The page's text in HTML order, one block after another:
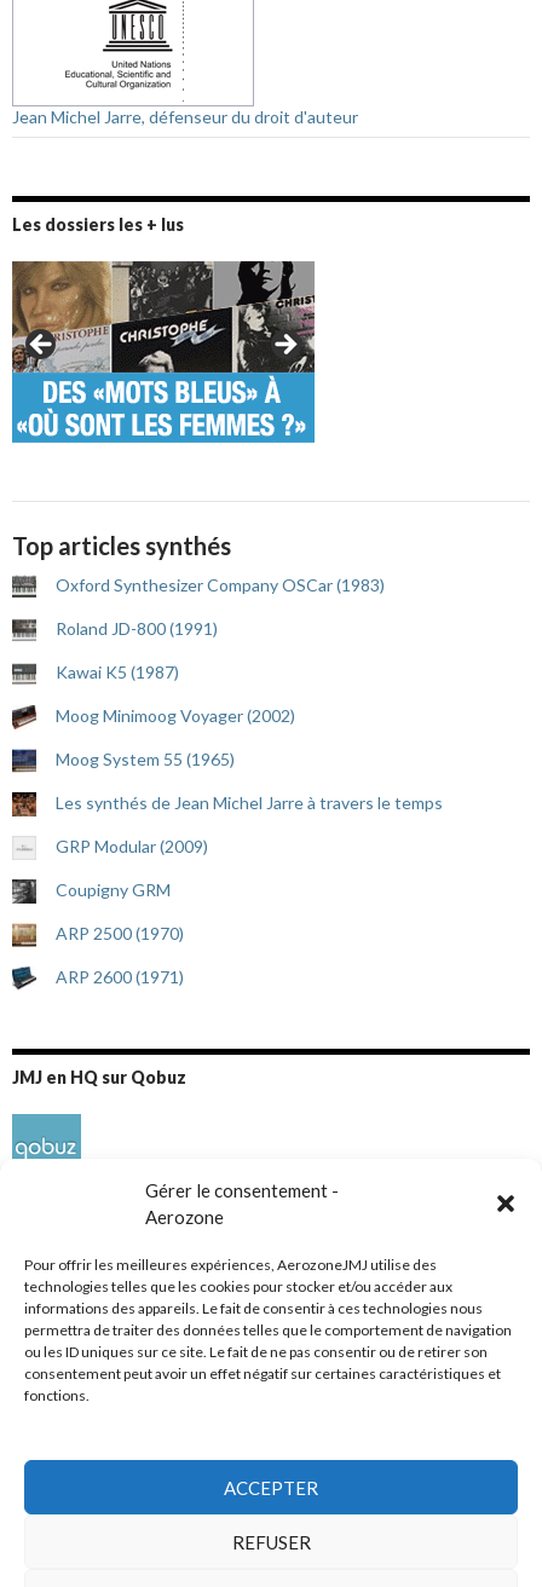
Gérer le consentement -
Aerozone
Pour offrir les meilleures expériences, AerozoneJMJ utilise des
technologies telles que les cookies pour stocker et/ou accéder aux
informations des appareils. Le fait de consentir à ces technologies nous
permettra de traiter des données telles que le comportement de navigation
ou les ID uniques sur ce site. Le fait de ne pas consentir ou de retirer son
consentement peut avoir un effet négatif sur certaines caractéristiques et
fonctions.
ACCEPTER
REFUSER
Jean Michel Jarre, défenseur du droit d'auteur
Les dossiers les + lus
Top articles synthés
Oxford Synthesizer Company OSCar (1983)
Roland JD-800 (1991)
Kawai K5 (1987)
Moog Minimoog Voyager (2002)
Moog System 55 (1965)
Les synthés de Jean Michel Jarre à travers le temps
GRP Modular (2009)
Coupigny GRM
ARP 2500 (1970)
ARP 2600 (1971)
JMJ en HQ sur Qobuz
Réseaux sociaux
© Mars 2006-Août 2026